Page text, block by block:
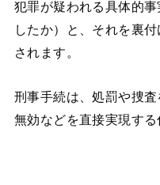
犯罪が疑われる具体的
したか）と、それを裏
されます。
刑事手続は、処罰や捜
無効などを直接実現する